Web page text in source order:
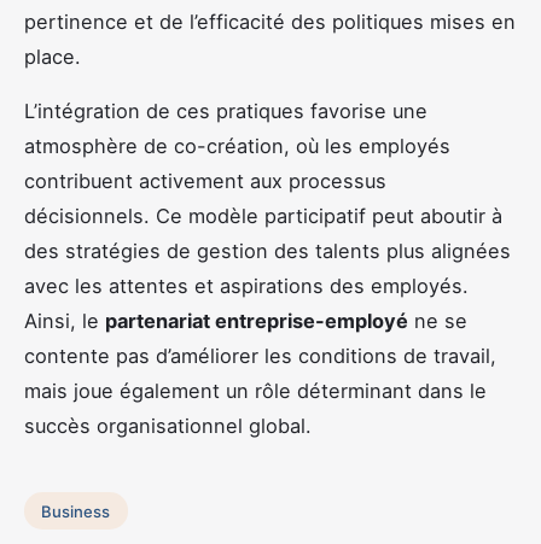
pertinence et de l’efficacité des politiques mises en
place.
L’intégration de ces pratiques favorise une
atmosphère de co-création, où les employés
contribuent activement aux processus
décisionnels. Ce modèle participatif peut aboutir à
des stratégies de gestion des talents plus alignées
avec les attentes et aspirations des employés.
Ainsi, le partenariat entreprise-employé ne se
contente pas d’améliorer les conditions de travail,
mais joue également un rôle déterminant dans le
succès organisationnel global.
Business